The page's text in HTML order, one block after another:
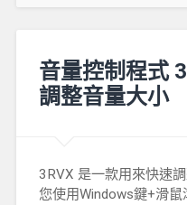
音量控制程式
調整音量大小
3RVX 是一款用來快速
您使用Windows鍵+滑鼠